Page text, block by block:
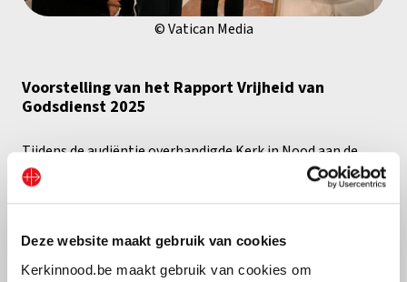
Deze website maakt gebruik van cookies
Kerkinnood.be maakt gebruik van cookies om
© Vatican Media
Voorstelling van het Rapport Vrijheid van
Godsdienst 2025
Tijdens de audiëntie overhandigde Kerk in Nood aan de
Heilige Vader het eerste exemplaar van het aanstaande
Rapport Vrijheid van Godsdienst in de Wereld 2025, dat
196 landen